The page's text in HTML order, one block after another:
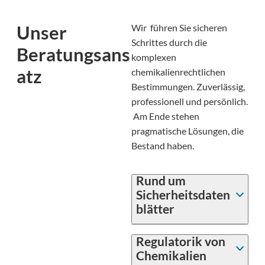
Unser
Beratungsans
atz
Wir führen Sie sicheren
Schrittes durch die
komplexen
chemikalienrechtlichen
Bestimmungen. Zuverlässig,
professionell und persönlich.
Am Ende stehen
pragmatische Lösungen, die
Bestand haben.
Rund um
Sicherheitsdaten
blätter
Regulatorik von
Chemikalien